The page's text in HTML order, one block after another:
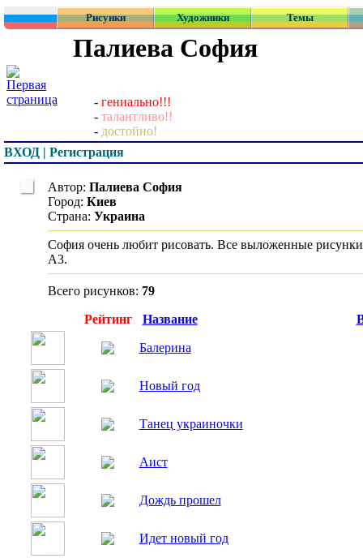
Рисунки Художники Темы
Палиева София
- гениально!!!
- талантливо!!
- достойно!
ВХОД | Регистрация
Автор: Палиева София
Город: Киев
Страна: Украина
София очень любит рисовать. Все выложенные
А3.
Всего рисунков: 79
Рейтинг Название
Балерина
Новый год
Танец украиночки
Аист
Дождь прошел
Идет новый год